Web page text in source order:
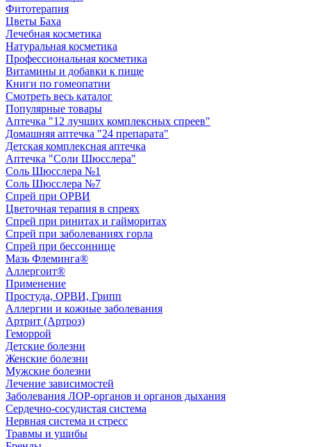
Фитотерапия
Цветы Баха
Лечебная косметика
Натуральная косметика
Профессиональная косметика
Витамины и добавки к пище
Книги по гомеопатии
Смотреть весь каталог
Популярные товары
Аптечка "12 лучших комплексных спреев"
Домашняя аптечка "24 препарата"
Детская комплексная аптечка
Аптечка "Соли Шюсслера"
Соль Шюсслера №1
Соль Шюсслера №7
Спрей при ОРВИ
Цветочная терапия в спреях
Спрей при ринитах и гайморитах
Спрей при заболеваниях горла
Спрей при бессоннице
Мазь Флеминга®
Аллергоит®
Применение
Простуда, ОРВИ, Грипп
Аллергии и кожные заболевания
Артрит (Артроз)
Геморрой
Детские болезни
Женские болезни
Мужские болезни
Лечение зависимостей
Заболевания ЛОР-органов и органов дыхания
Сердечно-сосудистая система
Нервная система и стресс
Травмы и ушибы